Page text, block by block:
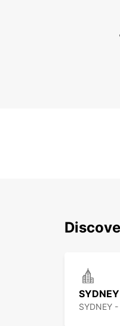
SYDNEY